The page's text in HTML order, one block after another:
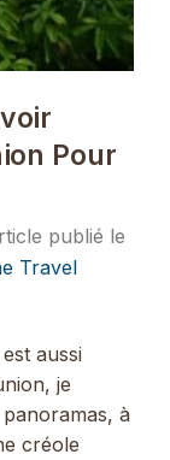
Pour
Travel
aussi
je
panoramas, à
créole